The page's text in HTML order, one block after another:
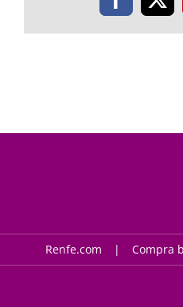
Facebook
X
Renfe.com Compra